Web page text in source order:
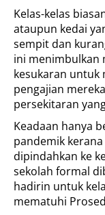
Kelas-kelas
ataupun kedai
sempit dan
ini menimbulkan
kesukaran untuk
pengajian
persekitaran
Keadaan hanya
pandemik
dipindahkan ke
sekolah formal
hadirin untuk
mematuhi